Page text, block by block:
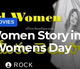
Story
Day
ROCK